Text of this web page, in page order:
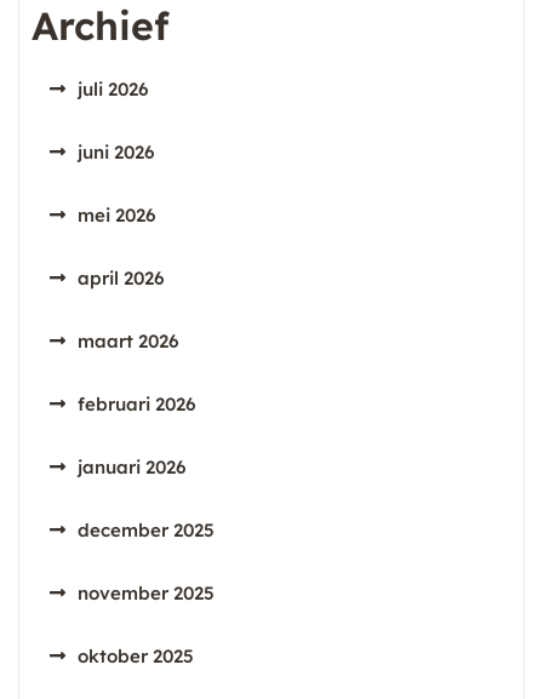
Archief
juli 2026
juni 2026
mei 2026
april 2026
maart 2026
februari 2026
januari 2026
december 2025
november 2025
oktober 2025